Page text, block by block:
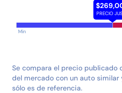
PRECIO
Min
Se compara el precio publicado
del mercado con un auto
sólo es de referencia.